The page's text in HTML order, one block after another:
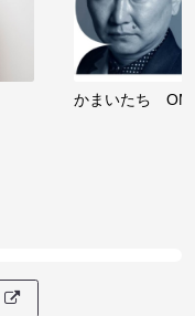
かまいたち